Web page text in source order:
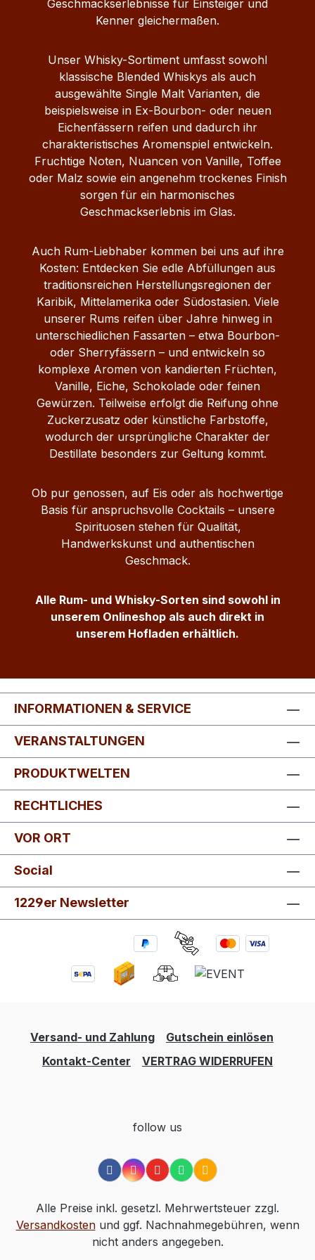
Geschmackserlebnisse für Einsteiger und
Kenner gleichermaßen.
Unser Whisky-Sortiment umfasst sowohl
klassische Blended Whiskys als auch
ausgewählte Single Malt Varianten, die
beispielsweise in Ex-Bourbon- oder neuen
Eichenfässern reifen und dadurch ihr
charakteristisches Aromenspiel entwickeln.
Fruchtige Noten, Nuancen von Vanille, Toffee
oder Malz sowie ein angenehm trockenes Finish
sorgen für ein harmonisches
Geschmackserlebnis im Glas.
Auch Rum-Liebhaber kommen bei uns auf ihre
Kosten: Entdecken Sie edle Abfüllungen aus
traditionsreichen Herstellungsregionen der
Karibik, Mittelamerika oder Südostasien. Viele
unserer Rums reifen über Jahre hinweg in
unterschiedlichen Fassarten – etwa Bourbon-
oder Sherryfässern – und entwickeln so
komplexe Aromen von kandierten Früchten,
Vanille, Eiche, Schokolade oder feinen
Gewürzen. Teilweise erfolgt die Reifung ohne
Zuckerzusatz oder künstliche Farbstoffe,
wodurch der ursprüngliche Charakter der
Destillate besonders zur Geltung kommt.
Ob pur genossen, auf Eis oder als hochwertige
Basis für anspruchsvolle Cocktails – unsere
Spirituosen stehen für Qualität,
Handwerkskunst und authentischen
Geschmack.
Alle Rum- und Whisky-Sorten sind sowohl in
unserem Onlineshop als auch direkt in
unserem Hofladen erhältlich.
INFORMATIONEN & SERVICE
VERANSTALTUNGEN
PRODUKTWELTEN
RECHTLICHES
VOR ORT
Social
1229er Newsletter
Versand- und Zahlung
Gutschein einlösen
Kontakt-Center
VERTRAG WIDERRUFEN
follow us
Alle Preise inkl. gesetzl. Mehrwertsteuer zzgl.
Versandkostenund ggf. Nachnahmegebühren, wenn
nicht anders angegeben.